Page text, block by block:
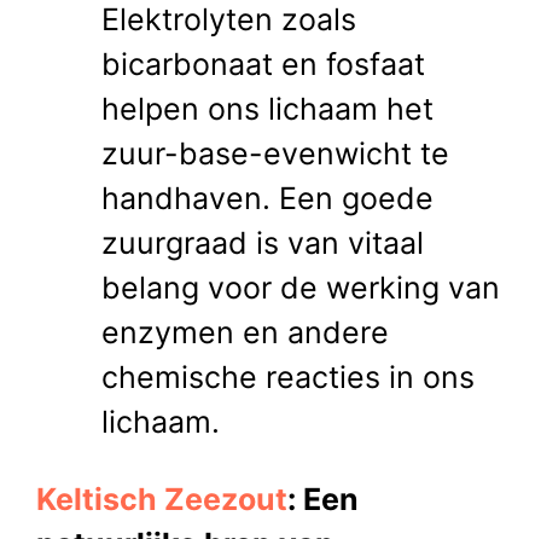
Elektrolyten zoals
bicarbonaat en fosfaat
helpen ons lichaam het
zuur-base-evenwicht te
handhaven. Een goede
zuurgraad is van vitaal
belang voor de werking van
enzymen en andere
chemische reacties in ons
lichaam.
Keltisch Zeezout: Een